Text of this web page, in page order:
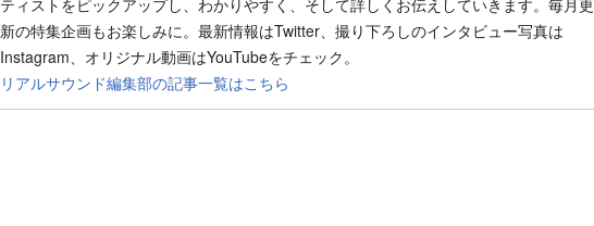
新の特集企画もお楽しみに。最新情報はTwitter、撮り下ろしのインタビュー写真は
Instagram、オリジナル動画はYouTubeをチェック。
リアルサウンド編集部の記事一覧はこちら